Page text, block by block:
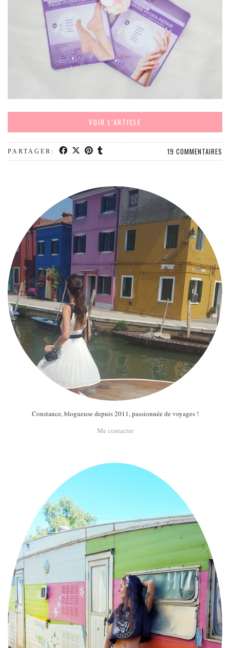
VOIR L’ARTICLE
PARTAGER: 19 COMMENTAIRES
Constance, blogueuse depuis 2011, passionnée de voyages !
Me contacter